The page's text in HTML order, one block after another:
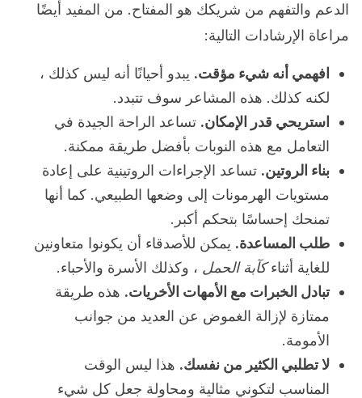
الدعم والتفهم من شريكك هو المفتاح. من المفيد أيضًا
مراعاة الإرشادات التالية:
افهمي أنه شيء مؤقت. يبدو أحيانًا أنه ليس كذلك ،
لكنه كذلك. هذه المشاعر سوف تتبدد.
استريحي قدر الإمكان. تساعد الراحة الجيدة في
التعامل مع هذه النوبات بأفضل طريقة ممكنة.
بناء الروتين. تساعد الإجراءات الروتينية على إعادة
مستويات الهرمونات إلى وضعها الطبيعي. كما أنها
تمنحك إحساسًا بتحكم أكبر.
طلب المساعدة. يمكن للأصدقاء أن يكونوا متعاونين
للغاية أثناءكآبة الحمل ، وكذلك الأسرة والأحباء.
تبادل الخبرات مع الأمهات الأخريات. هذه طريقة
ممتازة لإزالة الغموض عن العديد من جوانب
الأمومة.
لا تطلبي الكثير من نفسك. هذا ليس الوقت
المناسب لتكوني مثالية ومحاولة جعل كل شيء